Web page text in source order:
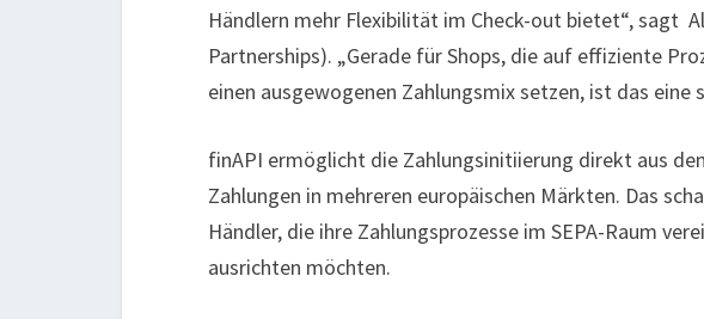
Händlern mehr Flexibilität im Check-out bietet“, sagt
Partnerships). „Gerade für Shops, die auf effiziente
einen ausgewogenen Zahlungsmix setzen, ist das eine
finAPI ermöglicht die Zahlungsinitiierung direkt aus
Zahlungen in mehreren europäischen Märkten. Das
Händler, die ihre Zahlungsprozesse im SEPA-Raum
ausrichten möchten.